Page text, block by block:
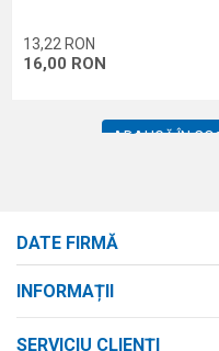
13,22 RON
16,00 RON
ADAUGĂ ÎN
1 2 3 4 5
DATE FIRMĂ
strada Bld. Mihai Viteazul nr.
INFORMAȚII
SERVICIU CLIENȚI